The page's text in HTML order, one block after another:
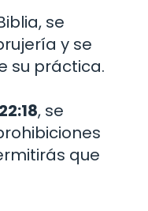
se
y se
su práctica.
, se
que